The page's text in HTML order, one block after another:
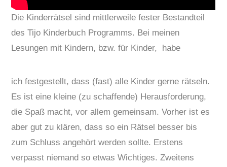
Die Kinderrätsel sind mittlerweile fester Bestandteil
des Tijo Kinderbuch Programms. Bei meinen
Lesungen mit Kindern, bzw. für Kinder, habe
ich festgestellt, dass (fast) alle Kinder gerne rätseln.
Es ist eine kleine (zu schaffende) Herausforderung,
die Spaß macht, vor allem gemeinsam. Vorher ist es
aber gut zu klären, dass so ein Rätsel besser bis
zum Schluss angehört werden sollte. Erstens
verpasst niemand so etwas Wichtiges. Zweitens